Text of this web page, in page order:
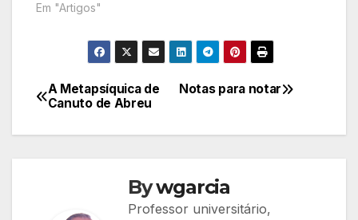
Em "Artigos"
Navegação
de
Notas para notar
A Metapsíquica de
Canuto de Abreu
Bywgarcia
Professor universitário,